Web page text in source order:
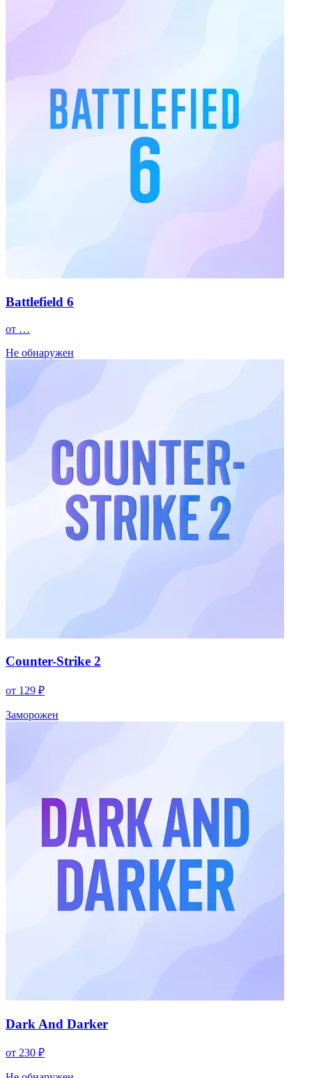
Battlefield 6
от …
Не обнаружен
Counter-Strike 2
от 129 ₽
Заморожен
Dark And Darker
от 230 ₽